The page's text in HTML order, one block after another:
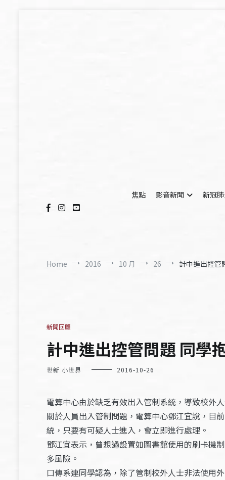
焦點
影音新聞 新冠
Home 2016 10 月 26 計中進出控管
新聞回顧
計中進出控管問題 同學
世新 小世界 2016-10-26
電算中心由於缺乏有效出入管制系統，導致校外
關於人員出入管制問題，電算中心鄧江宜說，目
統，只要有可疑人士進入，會立即進行處理。
鄧江宜表示，曾想過設置如圖書館使用的刷卡機
多風險。
口傳系連同學認為，除了管制校外人士非法使用